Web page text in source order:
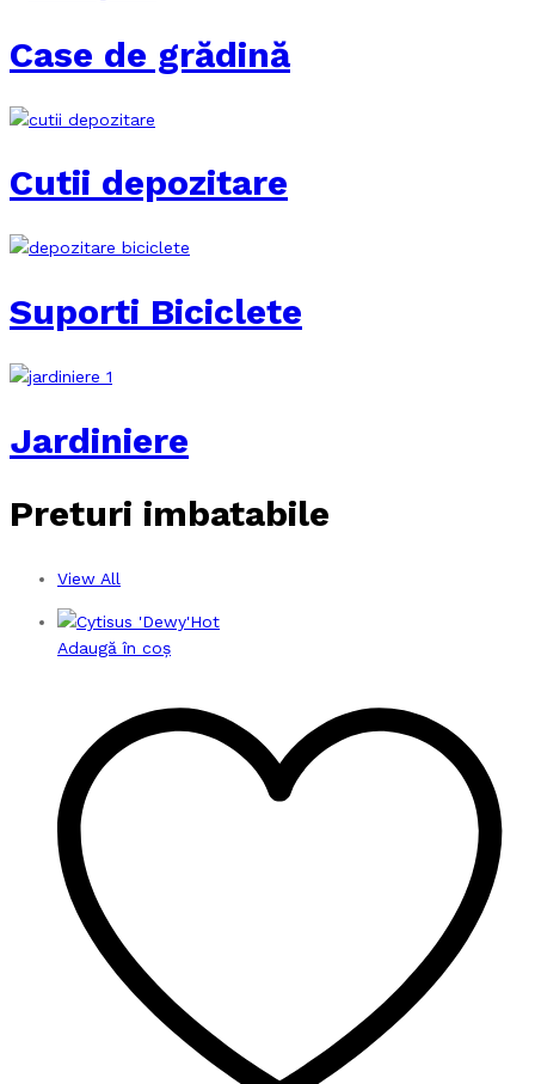
Case de grădină
Cutii depozitare
Suporti Biciclete
Jardiniere
Preturi imbatabile
View All
Hot
Adaugă în coș